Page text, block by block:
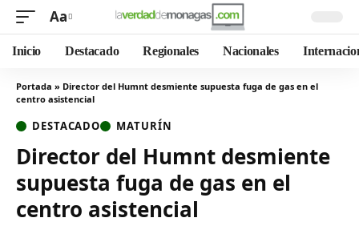
Aa
Inicio Destacado Regionales Nacionales
Portada » Director del Humnt desmiente supuesta fuga de gas en el
centro asistencial
DESTACADO MATURÍN
Director del Humnt desmiente
supuesta fuga de gas en el
centro asistencial